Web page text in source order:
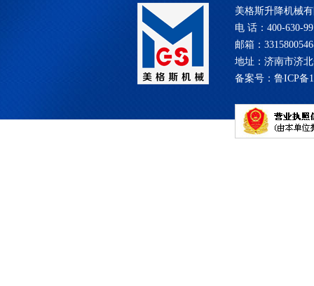
美格斯升降机械
电 话：400-630-
邮箱：
地址：济南市济
备案号： 鲁ICP备